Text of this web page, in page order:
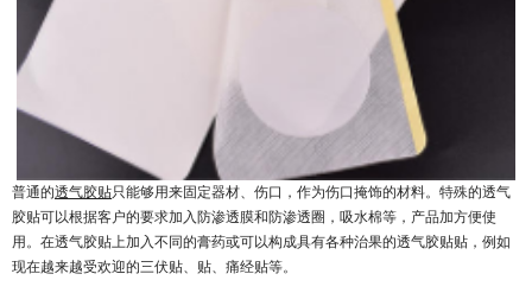
普通的透气胶贴只能够用来固定器材、伤口，作为伤口掩饰的材料。特殊的透气
胶贴可以根据客户的要求加入防渗透膜和防渗透圈，吸水棉等，产品加方便使
用。在透气胶贴上加入不同的膏药或可以构成具有各种治果的透气胶贴贴，例如
现在越来越受欢迎的三伏贴、贴、痛经贴等。